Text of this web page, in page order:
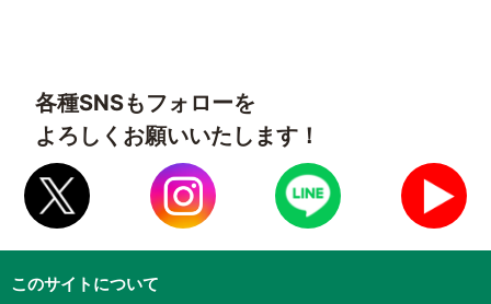
各種SNSもフォローを
よろしくお願いいたします！
このサイトについて